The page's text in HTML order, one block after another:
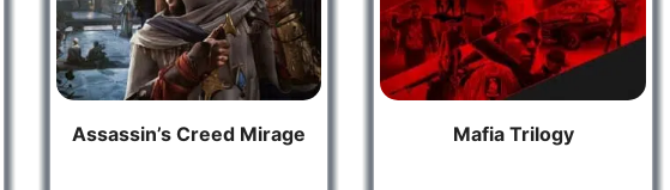
Expect the unexpected
secret environmental interactions and twists on classic moments.
Mafia Trilogy
Assassin’s Creed Mirage